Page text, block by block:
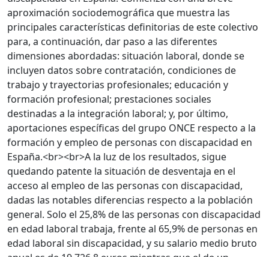
aproximación sociodemográfica que muestra las
principales características definitorias de este colectivo
para, a continuación, dar paso a las diferentes
dimensiones abordadas: situación laboral, donde se
incluyen datos sobre contratación, condiciones de
trabajo y trayectorias profesionales; educación y
formación profesional; prestaciones sociales
destinadas a la integración laboral; y, por último,
aportaciones específicas del grupo ONCE respecto a la
formación y empleo de personas con discapacidad en
España.<br><br>A la luz de los resultados, sigue
quedando patente la situación de desventaja en el
acceso al empleo de las personas con discapacidad,
dadas las notables diferencias respecto a la población
general. Solo el 25,8% de las personas con discapacidad
en edad laboral trabaja, frente al 65,9% de personas en
edad laboral sin discapacidad, y su salario medio bruto